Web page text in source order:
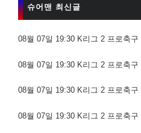
슈어맨 최신글
08월 07일 19:30 K리그 2 프로축
08월 07일 19:30 K리그 2 프로축
08월 07일 19:30 K리그 2 프로축
08월 07일 19:30 K리그 2 프로축